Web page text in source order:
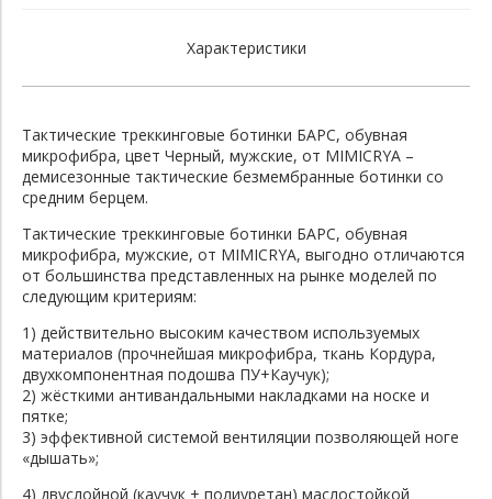
Характеристики
Тактические треккинговые ботинки БАРС, обувная
микрофибра, цвет Черный, мужские, от MIMICRYA –
демисезонные тактические безмембранные ботинки со
средним берцем.
Тактические треккинговые ботинки БАРС, обувная
микрофибра, мужские, от MIMICRYA, выгодно отличаются
от большинства представленных на рынке моделей по
следующим критериям:
1) действительно высоким качеством используемых
материалов (прочнейшая микрофибра, ткань Кордура,
двухкомпонентная подошва ПУ+Каучук);
2) жёсткими антивандальными накладками на носке и
пятке;
3) эффективной системой вентиляции позволяющей ноге
«дышать»;
4) двуслойной (каучук + полиуретан) маслостойкой